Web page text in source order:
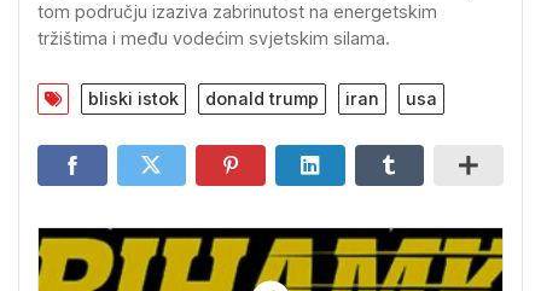
tom području izaziva zabrinutost na energetskim
tržištima i među vodećim svjetskim silama.
bliski istok donald trump iran usa